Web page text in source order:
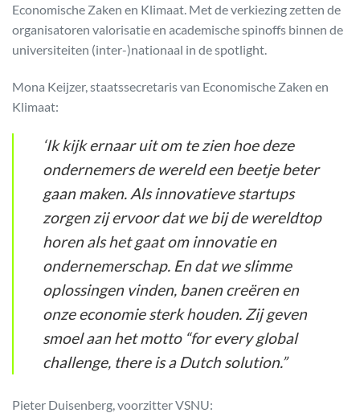
Economische Zaken en Klimaat. Met de verkiezing zetten de
organisatoren valorisatie en academische spinoffs binnen de
universiteiten (inter-)nationaal in de spotlight.
Mona Keijzer, staatssecretaris van Economische Zaken en
Klimaat:
‘Ik kijk ernaar uit om te zien hoe deze
ondernemers de wereld een beetje beter
gaan maken. Als innovatieve startups
zorgen zij ervoor dat we bij de wereldtop
horen als het gaat om innovatie en
ondernemerschap. En dat we slimme
oplossingen vinden, banen creëren en
onze economie sterk houden. Zij geven
smoel aan het motto “for every global
challenge, there is a Dutch solution.”
Pieter Duisenberg, voorzitter VSNU: